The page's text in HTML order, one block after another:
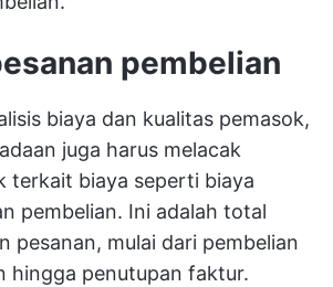
pembelian
biaya dan kualitas pemasok,
juga harus melacak
terkait biaya seperti biaya
pembelian. Ini adalah total
pesanan, mulai dari pembelian
hingga penutupan faktur.